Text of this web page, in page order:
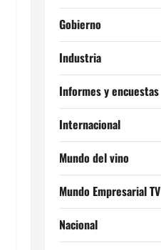
Gobierno
Industria
Informes y encuestas
Internacional
Mundo del vino
Mundo Empresarial TV
Nacional